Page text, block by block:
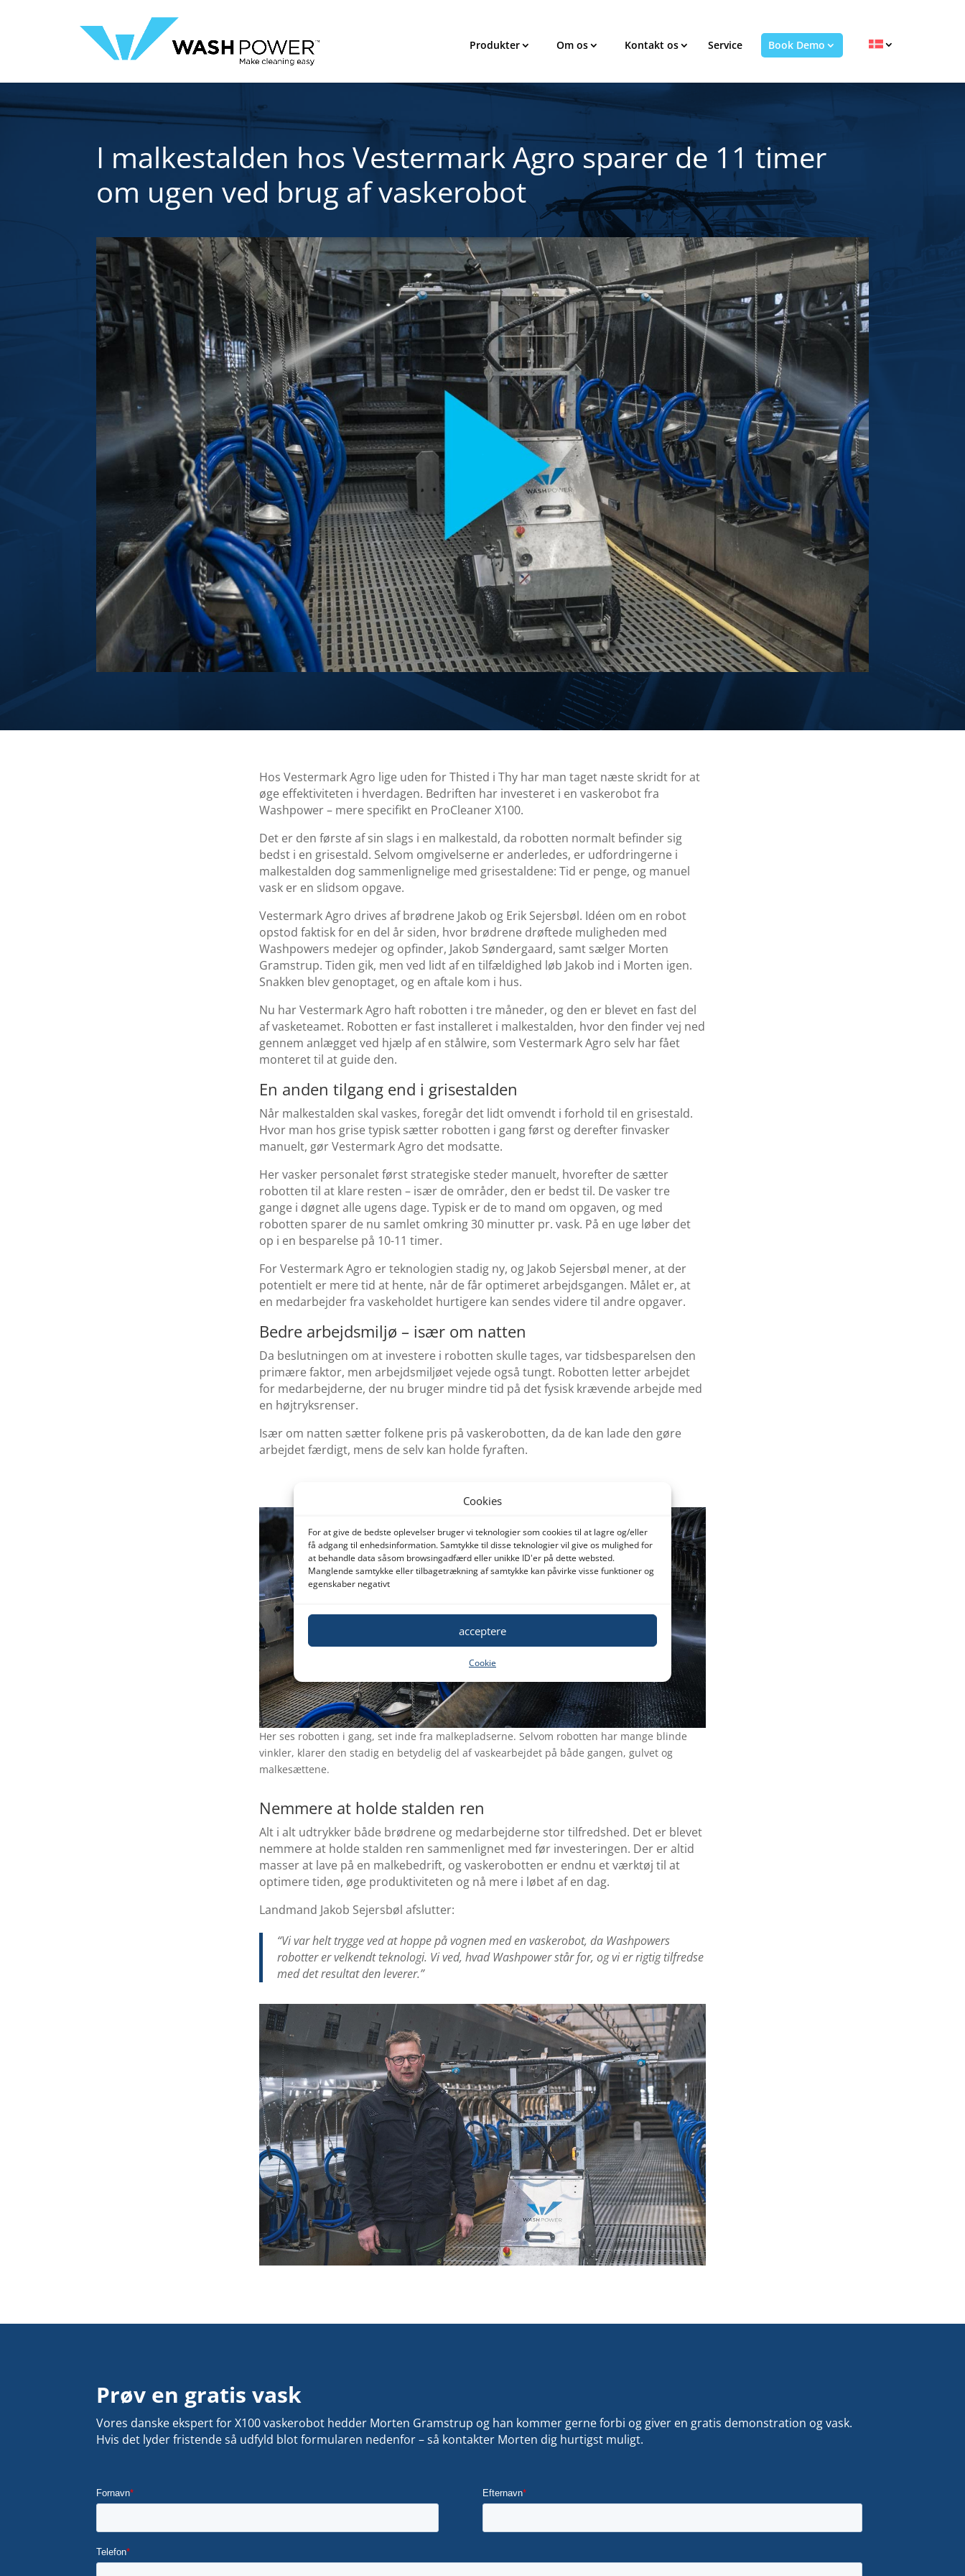
Cookies
For at give de bedste oplevelser bruger vi teknologier som cookies til at lagre og/eller
få adgang til enhedsinformation. Samtykke til disse teknologier vil give os mulighed for
at behandle data såsom browsingadfærd eller unikke ID'er på dette websted.
Manglende samtykke eller tilbagetrækning af samtykke kan påvirke visse funktioner og
egenskaber negativt
acceptere
Cookie
Produkter Om os Kontakt os Service Book Demo
I malkestalden hos Vestermark Agro sparer de 11 timer
om ugen ved brug af vaskerobot
Hos Vestermark Agro lige uden for Thisted i Thy har man taget næste skridt for at
øge effektiviteten i hverdagen. Bedriften har investeret i en vaskerobot fra
Washpower – mere specifikt en ProCleaner X100.
Det er den første af sin slags i en malkestald, da robotten normalt befinder sig
bedst i en grisestald. Selvom omgivelserne er anderledes, er udfordringerne i
malkestalden dog sammenlignelige med grisestaldene: Tid er penge, og manuel
vask er en slidsom opgave.
Vestermark Agro drives af brødrene Jakob og Erik Sejersbøl. Idéen om en robot
opstod faktisk for en del år siden, hvor brødrene drøftede muligheden med
Washpowers medejer og opfinder, Jakob Søndergaard, samt sælger Morten
Gramstrup. Tiden gik, men ved lidt af en tilfældighed løb Jakob ind i Morten igen.
Snakken blev genoptaget, og en aftale kom i hus.
Nu har Vestermark Agro haft robotten i tre måneder, og den er blevet en fast del
af vasketeamet. Robotten er fast installeret i malkestalden, hvor den finder vej ned
gennem anlægget ved hjælp af en stålwire, som Vestermark Agro selv har fået
monteret til at guide den.
En anden tilgang end i grisestalden
Når malkestalden skal vaskes, foregår det lidt omvendt i forhold til en grisestald.
Hvor man hos grise typisk sætter robotten i gang først og derefter finvasker
manuelt, gør Vestermark Agro det modsatte.
Her vasker personalet først strategiske steder manuelt, hvorefter de sætter
robotten til at klare resten – især de områder, den er bedst til. De vasker tre
gange i døgnet alle ugens dage. Typisk er de to mand om opgaven, og med
robotten sparer de nu samlet omkring 30 minutter pr. vask. På en uge løber det
op i en besparelse på 10-11 timer.
For Vestermark Agro er teknologien stadig ny, og Jakob Sejersbøl mener, at der
potentielt er mere tid at hente, når de får optimeret arbejdsgangen. Målet er, at
en medarbejder fra vaskeholdet hurtigere kan sendes videre til andre opgaver.
Bedre arbejdsmiljø – især om natten
Da beslutningen om at investere i robotten skulle tages, var tidsbesparelsen den
primære faktor, men arbejdsmiljøet vejede også tungt. Robotten letter arbejdet
for medarbejderne, der nu bruger mindre tid på det fysisk krævende arbejde med
en højtryksrenser.
Især om natten sætter folkene pris på vaskerobotten, da de kan lade den gøre
arbejdet færdigt, mens de selv kan holde fyraften.
Her ses robotten i gang, set inde fra malkepladserne. Selvom robotten har mange blinde
vinkler, klarer den stadig en betydelig del af vaskearbejdet på både gangen, gulvet og
malkesættene.
Nemmere at holde stalden ren
Alt i alt udtrykker både brødrene og medarbejderne stor tilfredshed. Det er blevet
nemmere at holde stalden ren sammenlignet med før investeringen. Der er altid
masser at lave på en malkebedrift, og vaskerobotten er endnu et værktøj til at
optimere tiden, øge produktiviteten og nå mere i løbet af en dag.
Landmand Jakob Sejersbøl afslutter:
“Vi var helt trygge ved at hoppe på vognen med en vaskerobot, da Washpowers
robotter er velkendt teknologi. Vi ved, hvad Washpower står for, og vi er rigtig tilfredse
med det resultat den leverer.”
Prøv en gratis vask
Vores danske ekspert for X100 vaskerobot hedder Morten Gramstrup og han kommer gerne forbi og giver en gratis demonstration og vask.
Hvis det lyder fristende så udfyld blot formularen nedenfor – så kontakter Morten dig hurtigst muligt.